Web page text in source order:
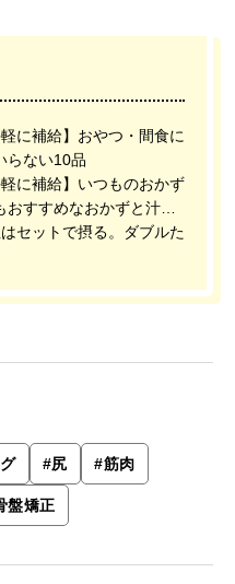
に補給】おやつ・間食に
らない10品
に補給】いつものおかず
すすめなおかずと汁物
セットで摂る。ダブルた
#尻 #筋肉
盤矯正